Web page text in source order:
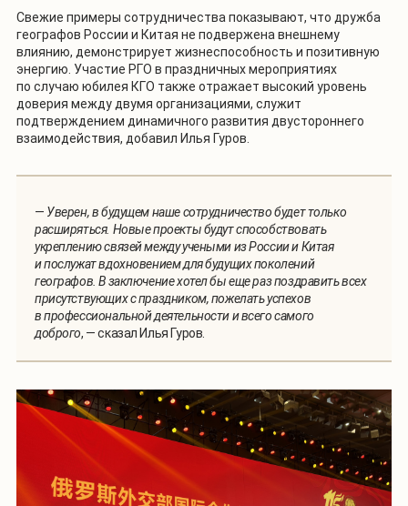
Свежие примеры сотрудничества показывают, что дружба
географов России и Китая не подвержена внешнему
влиянию, демонстрирует жизнеспособность и позитивную
энергию. Участие РГО в праздничных мероприятиях
по случаю юбилея КГО также отражает высокий уровень
доверия между двумя организациями, служит
подтверждением динамичного развития двустороннего
взаимодействия, добавил Илья Гуров.
— Уверен, в будущем наше сотрудничество будет только
расширяться. Новые проекты будут способствовать
укреплению связей между учеными из России и Китая
и послужат вдохновением для будущих поколений
географов. В заключение хотел бы еще раз поздравить всех
присутствующих с праздником, пожелать успехов
в профессиональной деятельности и всего самого
доброго, — сказал Илья Гуров.